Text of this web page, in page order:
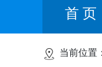
首 页
当前位置：